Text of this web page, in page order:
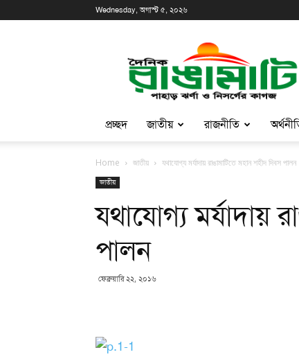
Wednesday, অগাস্ট ৫, ২০২৬
প্রচ্ছদ জাতীয় রাজনীতি
Home জাতীয় যথাযোগ্য মর্যাদায় রাঙামাটিতে মহান শহীদ দিবস পালন
জাতীয়
যথাযোগ্য মর্যাদায়
পালন
ফেব্রুয়ারি ২২, ২০১৬